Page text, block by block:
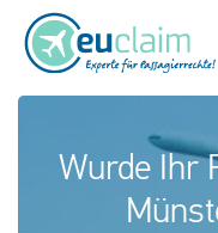
Home
Flugverspätung
Wurde Ihr